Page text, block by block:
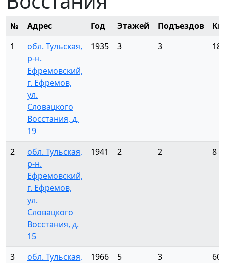
№ Адрес Год Этажей Подъездов
1
обл. Тульская,
р-н.
Ефремовский,
г. Ефремов,
ул.
Словацкого
Восстания, д.
19
1935 3 3 18
2
обл. Тульская,
р-н.
Ефремовский,
г. Ефремов,
ул.
Словацкого
Восстания, д.
15
1941 2 2 8
3
обл. Тульская,
1966 5 3 60